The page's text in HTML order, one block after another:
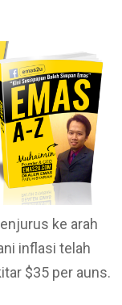
ke arah
inflasi telah
$35 per auns.